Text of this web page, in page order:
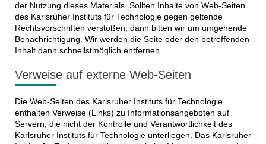
der Nutzung dieses Materials. Sollten Inhalte von Web-Seiten
des Karlsruher Instituts für Technologie gegen geltende
Rechtsvorschriften verstoßen, dann bitten wir um umgehende
Benachrichtigung. Wir werden die Seite oder den betreffenden
Inhalt dann schnellstmöglich entfernen.
Verweise auf externe Web-Seiten
Die Web-Seiten des Karlsruher Instituts für Technologie
enthalten Verweise (Links) zu Informationsangeboten auf
Servern, die nicht der Kontrolle und Verantwortlichkeit des
Karlsruher Instituts für Technologie unterliegen. Das Karlsruher